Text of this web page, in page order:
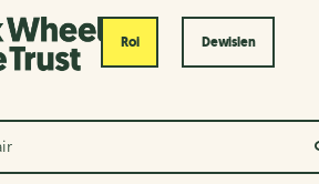
Roi Dewislen